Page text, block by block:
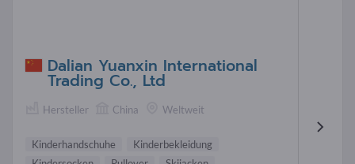
Dalian Yuanxin International
Trading Co., Ltd
Hersteller China Weltweit
Kinderhandschuhe
Kinderbekleidung